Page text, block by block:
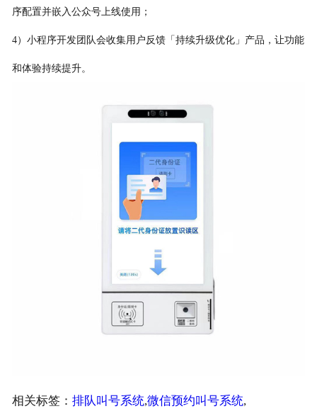
序配置并嵌入公众号上线使用；
4）小程序开发团队会收集用户反馈「持续升级优化」产品，让功能
和体验持续提升。
相关标签： 排队叫号系统,微信预约叫号系统,